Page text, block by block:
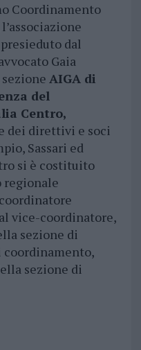
Coordinamento
dal
Gaia
AIGA di
del
Centro,
dei direttivi e soci
Sassari ed
si è costituito
regionale
vice-coordinatore,
sezione di
coordinamento,
sezione di